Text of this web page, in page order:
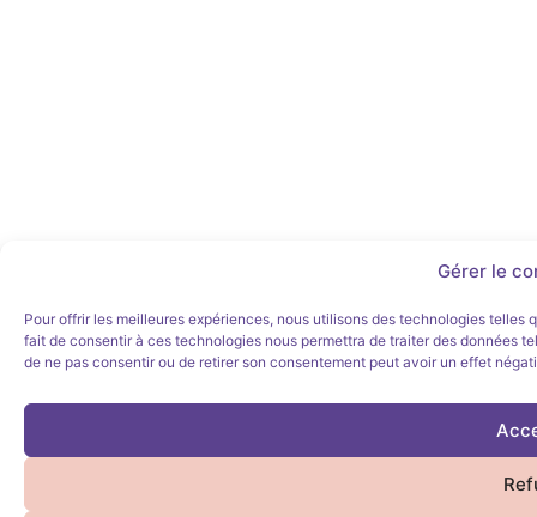
Gérer le
Pour offrir les meilleures expériences, nous utilisons des technologies
fait de consentir à ces technologies nous permettra de traiter des données
de ne pas consentir ou de retirer son consentement peut avoir un effet